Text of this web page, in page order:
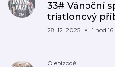
33# Vánoční
triatlonový
28. 12. 2025 1 hod
O epizodě